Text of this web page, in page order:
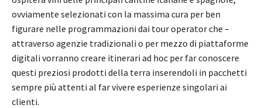
ovviamente selezionati con la massima cura per ben
figurare nelle programmazioni dai tour operator che –
attraverso agenzie tradizionali o per mezzo di piattaforme
digitali vorranno creare itinerari ad hoc per far conoscere
questi preziosi prodotti della terra inserendoli in pacchetti
sempre più attenti al far vivere esperienze singolari ai
clienti.